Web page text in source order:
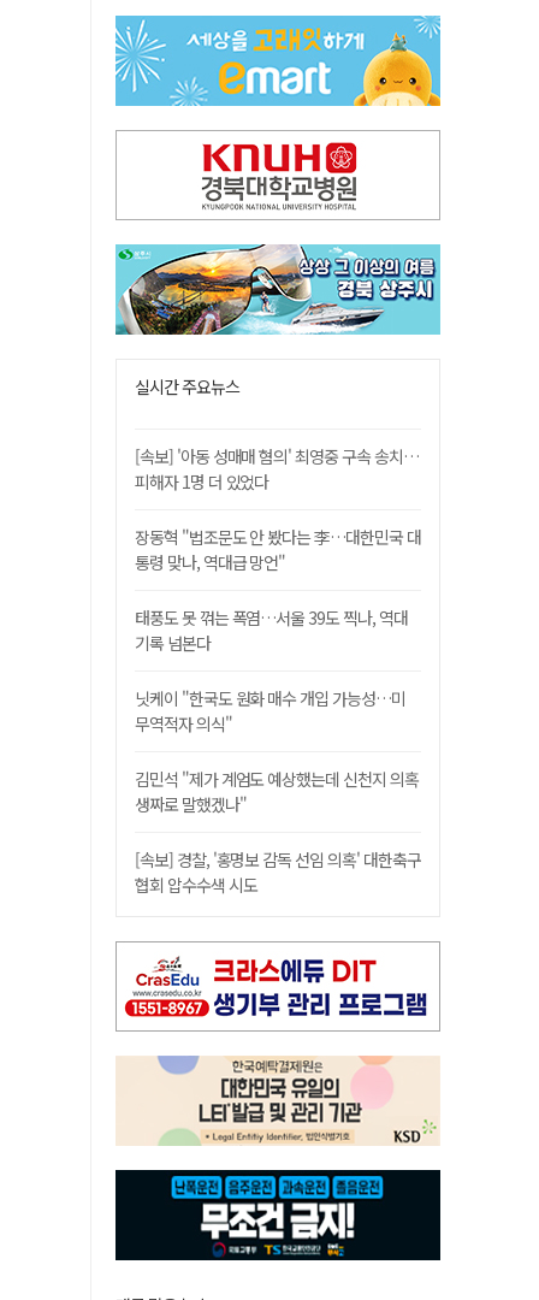
안동-사가에, "50년 우정 넘어 미래 50년 함께 연다"
[인사]경상북도
유승민 "尹 졸업한 서울대 법대·충암고도 없애야"…李 육사 통합 직격
실시간 주요뉴스
[속보] '아동 성매매 혐의' 최영중 구속 송치…
피해자 1명 더 있었다
장동혁 "법조문도 안 봤다는 李…대한민국 대
통령 맞나, 역대급 망언"
태풍도 못 꺾는 폭염…서울 39도 찍나, 역대
기록 넘본다
닛케이 "한국도 원화 매수 개입 가능성…미
무역적자 의식"
김민석 "제가 계엄도 예상했는데 신천지 의혹
생짜로 말했겠나"
[속보] 경찰, '홍명보 감독 선임 의혹' 대한축구
협회 압수수색 시도